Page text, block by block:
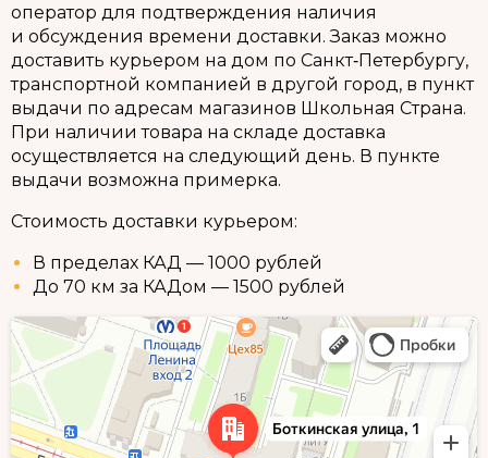
оператор для подтверждения наличия
и обсуждения времени доставки. Заказ можно
доставить курьером на дом по Санкт‑Петербургу,
транспортной компанией в другой город, в пункт
выдачи по адресам магазинов Школьная Страна.
При наличии товара на складе доставка
осуществляется на следующий день. В пункте
выдачи возможна примерка.
Стоимость доставки курьером:
В пределах КАД — 1000 рублей
До 70 км за КАДом — 1500 рублей